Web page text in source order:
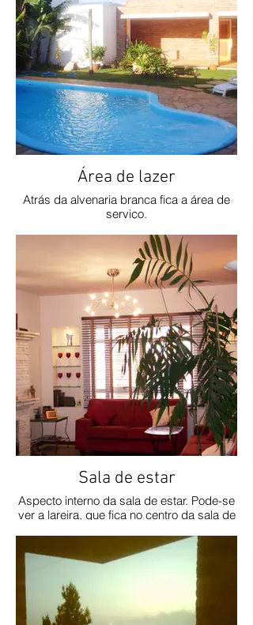
Área de lazer
Atrás da alvenaria branca fica a área de
serviço.
Sala de estar
Aspecto interno da sala de estar. Pode-se
ver a lareira, que fica no centro da sala de